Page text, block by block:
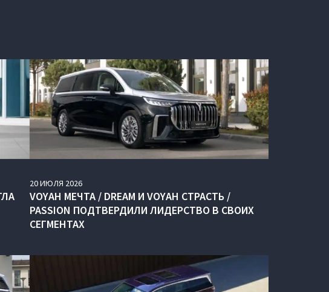
20ИЮЛЯ 2026
VOYAH МЕЧТА / DREAM И VOYAH СТРАСТЬ /
PASSION ПОДТВЕРДИЛИ ЛИДЕРСТВО В СВОИХ
СЕГМЕНТАХ